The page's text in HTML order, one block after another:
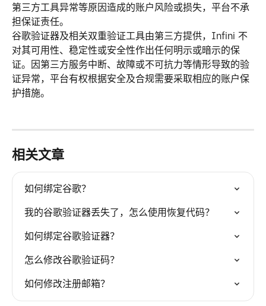
第三方工具异常等原因造成的账户风险或损失，平台不承
担保证责任。
谷歌验证器及相关双重验证工具由第三方提供，Infini 不
对其可用性、稳定性或安全性作出任何明示或暗示的保
证。因第三方服务中断、故障或不可抗力等情形导致的验
证异常，平台有权根据安全及合规需要采取相应的账户保
护措施。
相关文章
如何绑定谷歌？
我的谷歌验证器丢失了，怎么使用恢复代码？
如何绑定谷歌验证器？
怎么修改谷歌验证码？
如何修改注册邮箱？